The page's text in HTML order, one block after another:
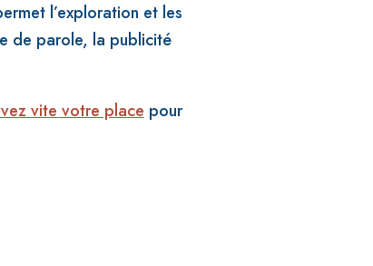
l’exploration et les
de parole, la publicité
vite votre place pour